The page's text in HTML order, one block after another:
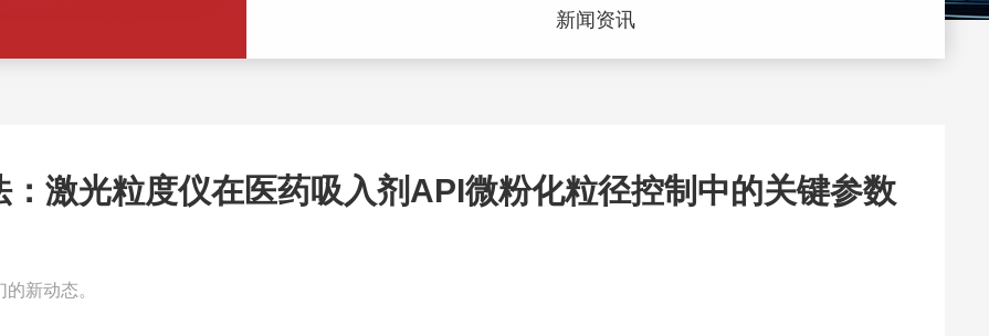
新闻资讯
：激光粒度仪在医药吸入剂API微粉化粒径控制中的关键参数
新动态。